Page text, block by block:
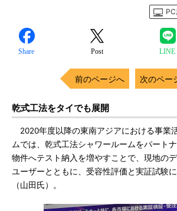
Share Post LINE
前のページへ 次のペー
乾式工法をタイでも展開
2020年度以降の東南アジアにおける事業
ムでは、乾式工法シャワールームをパート
物件へテスト納入を増やすことで、現地のデ
ユーザーとともに、受容性評価と実証試験に
（山田氏）。